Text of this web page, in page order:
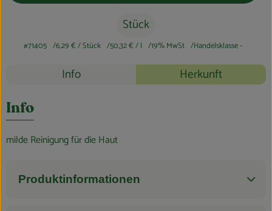
Stück
#71405 6,29 €/ Stück 50,32 €/ l 19% MwSt Handelsklasse -
Rezepte
Info Herkunft
Info
milde Reinigung für die Haut
Produktinformationen